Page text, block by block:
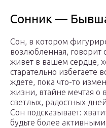
Сонник —
Сон, в котором
возлюбленная,
живет в вашем сердце,
старательно
ждете, пока что-то
жизни, втайне мечтая
светлых, радостных
Сон подсказывает:
будьте более